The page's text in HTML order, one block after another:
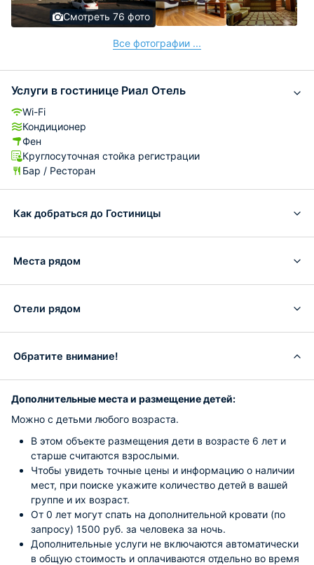
Смотреть 76 фото
Все фотографии ...
Услуги в гостинице Риал Отель
Wi-Fi
Кондиционер
Фен
Круглосуточная стойка регистрации
Бар / Ресторан
Как добраться до Гостиницы
Места рядом
Отели рядом
Обратите внимание!
Дополнительные места и размещение детей:
Можно с детьми любого возраста.
В этом объекте размещения дети в возрасте 6 лет и
старше считаются взрослыми.
Чтобы увидеть точные цены и информацию о наличии
мест, при поиске укажите количество детей в вашей
группе и их возраст.
От 0 лет могут спать на дополнительной кровати (по
запросу) 1500 руб. за человека за ночь.
Дополнительные услуги не включаются автоматически
в общую стоимость и оплачиваются отдельно во время